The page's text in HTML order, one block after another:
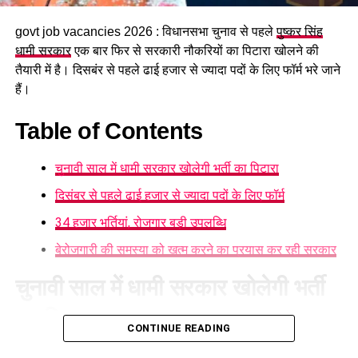
सरकार का उद्देश्य महिलाओं की उपलब्धियों
govt job vacancies 2026 : विधानसभा चुनाव से पहलेपुष्कर सिंह
धामी सरकारएक बार फिर से सरकारी नौकरियों का पिटारा खोलने की
तैयारी में है। दिसबंर से पहले ढाई हजार से ज्यादा पदों के लिए फॉर्म भरे जाने
हैं।
Table of Contents
चुनावी साल में धामी सरकार खोलेगी भर्ती का पिटारा
दिसंबर से पहले ढाई हजार से ज्यादा पदों के लिए फॉर्म
34 हजार भर्तियां, रोजगार बड़ी उपलब्धि
बेरोजगारी की समस्या को खत्म करने का प्रयास कर रही सरकार
का पिटारा
CONTINUE READING